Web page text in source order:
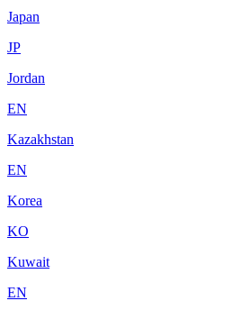
Japan
JP
Jordan
EN
Kazakhstan
EN
Korea
KO
Kuwait
EN